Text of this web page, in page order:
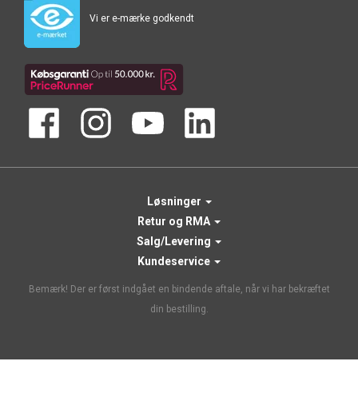
Vi er e-mærke godkendt
Løsninger
Retur og RMA
Salg/Levering
Kundeservice
Bemærk! Der er først indgået en bindende aftale, når vi har bekræftet
din bestilling.